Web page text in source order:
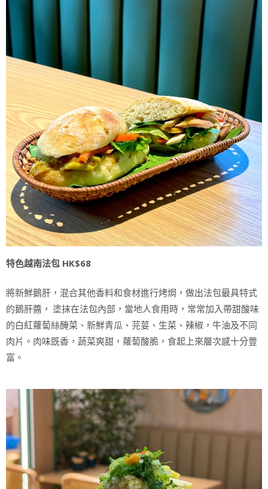
特色越南法包 HK$68
將新鮮鵝肝，混合其他香料和食材進行烤焗，做出法包最具特式
的鵝肝醬， 塗抹在法包內部，當地人食用時，常常加入帶甜酸味
的白紅蘿蔔絲醃菜、新鮮青瓜、芫荽、生菜、辣椒，牛油及不同
肉片。肉味既香，蔬菜爽甜，蘿蔔酸脆，食起上來層次感十分豐
富。